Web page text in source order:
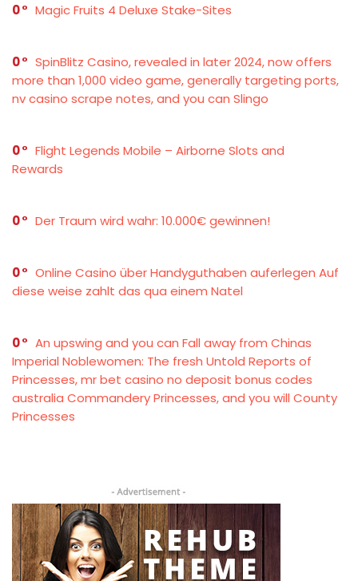
0
Magic Fruits 4 Deluxe Stake-Sites
0
SpinBlitz Casino, revealed in later 2024, now offers
more than 1,000 video game, generally targeting ports,
nv casino scrape notes, and you can Slingo
0
Flight Legends Mobile – Airborne Slots and
Rewards
0 Der Traum wird wahr: 10.000€ gewinnen!
0
Online Casino über Handyguthaben auferlegen Auf
diese weise zahlt das qua einem Natel
0
An upswing and you can Fall away from Chinas
Imperial Noblewomen: The fresh Untold Reports of
Princesses, mr bet casino no deposit bonus codes
australia Commandery Princesses, and you will County
Princesses